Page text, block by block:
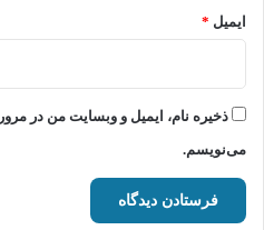
ایمیل *
ذخیره نام، ایمیل و وبسایت من در
می‌نویسم.